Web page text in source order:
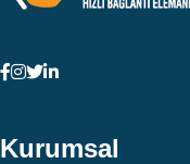
Kurumsal